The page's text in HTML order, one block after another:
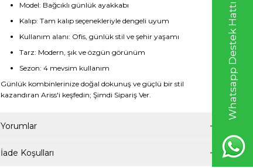
Whatsapp Destek Hattı
Model: Bağcıklı günlük ayakkabı
Kalıp: Tam kalıp seçenekleriyle dengeli uyum
Kullanım alanı: Ofis, günlük stil ve şehir yaşamı
Tarz: Modern, şık ve özgün görünüm
Sezon: 4 mevsim kullanım
Günlük kombinlerinize doğal dokunuş ve güçlü bir stil
kazandıran Ariss'i keşfedin; Şimdi Sipariş Ver.
Yorumlar
İade Koşulları